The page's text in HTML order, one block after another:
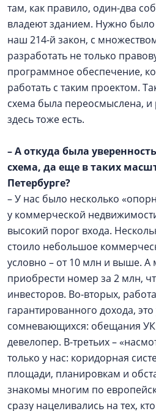
там, как правило, один-два
владеют зданием. Нужно было
наш 214-й закон, с
разработать не только
программное обеспечение,
работать с таким проектом.
схема была переосмыслена, и
здесь тоже есть.
–А откуда была
схема, да еще в таких
Петербурге?
– У нас было несколько
у коммерческой
высокий порог входа.
стоило небольшое
условно – от 10 млн и выше. А
приобрести номер за 2 млн,
инвесторов. Во-вторых,
гарантированного дохода,
сомневающихся: обещания УК
девелопер. В-третьих –
только у нас: коридорная
площади, планировкам и
знакомы многим по
сразу нацеливались на тех,